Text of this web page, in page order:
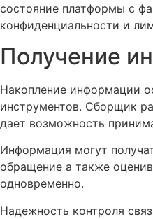
состояние платформы с
конфиденциальности и
Получение
Накопление информации
инструментов. Сборщик
дает возможность
Информация могут
обращение а также
одновременно.
Надежность контроля